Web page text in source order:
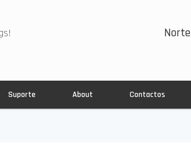
Norte
Suporte About Contactos